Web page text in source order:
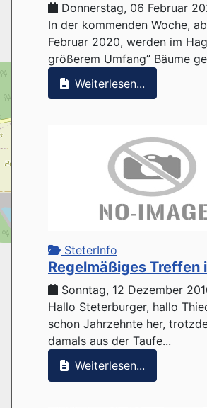
13
2 Donnerstag, 06 Februar
In der kommenden Woche,
Februar 2020, werden im
größerem Umfang” Bäume
Weiterlesen...
SteterInfo
Regelmäßiges Treffen
Sonntag, 12 Dezember
Hallo Steterburger, hallo
schon Jahrzehnte her,
damals aus der Taufe...
Weiterlesen...